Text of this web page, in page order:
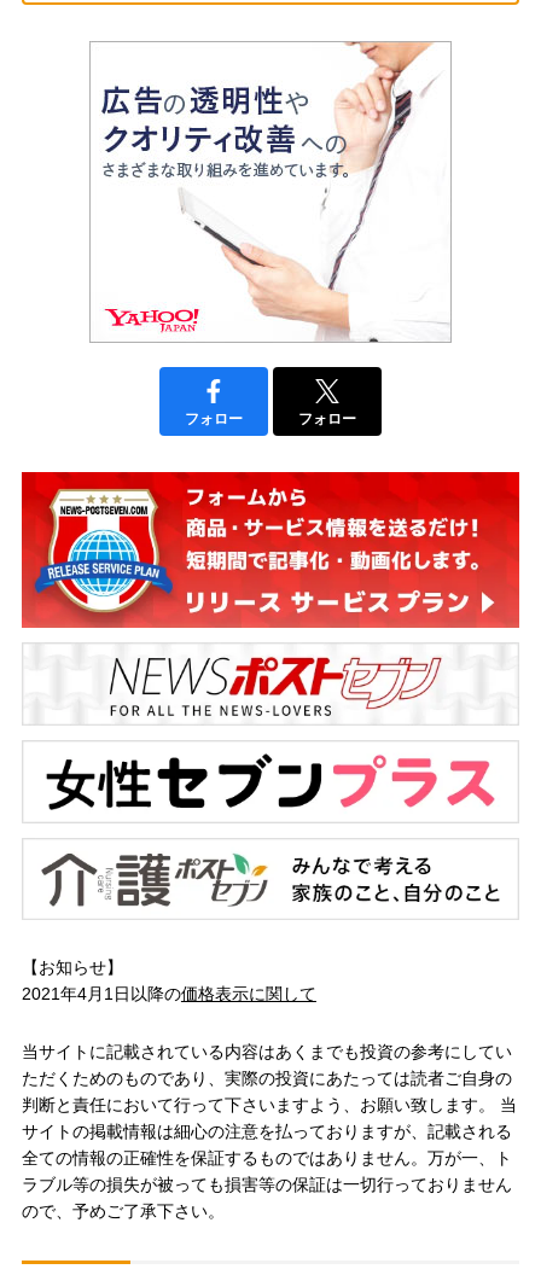
フォロー フォロー
【お知らせ】
2021年4月1日以降の価格表示に関して
当サイトに記載されている内容はあくまでも投資の参考にしてい
ただくためのものであり、実際の投資にあたっては読者ご自身の
判断と責任において行って下さいますよう、お願い致します。 当
サイトの掲載情報は細心の注意を払っておりますが、記載される
全ての情報の正確性を保証するものではありません。万が一、ト
ラブル等の損失が被っても損害等の保証は一切行っておりません
ので、予めご了承下さい。